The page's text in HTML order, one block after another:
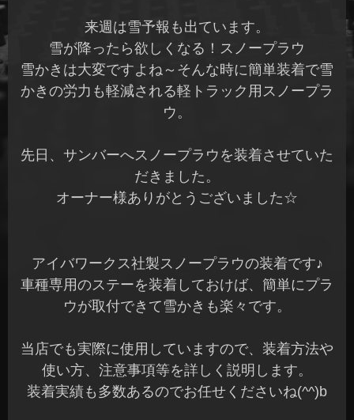
来週は雪予報も出ています。
雪が降ったら欲しくなる！スノープラウ
雪かきは大変ですよね～そんな時に簡単装着で雪
かきの労力も軽減される軽トラック用スノープラ
ウ。
先日、サンバーへスノープラウを装着させていた
だきました。
オーナー様ありがとうございました☆
アイバワークス社製スノープラウの装着です♪
車種専用のステーを装着しておけば、簡単にプラ
ウが取付できて雪かきも楽々です。
当店でも実際に使用していますので、装着方法や
使い方、注意事項等を詳しく説明します。
装着実績も多数あるのでお任せくださいね(^^)b